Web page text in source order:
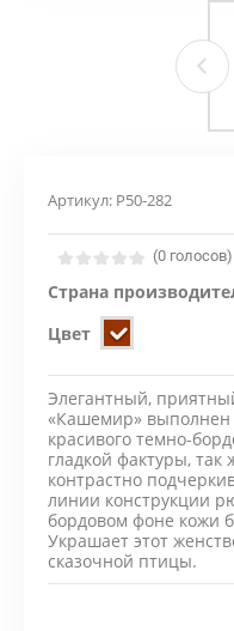
Артикул: Р50-282
(0 голосов)
Страна
Цвет
Элегантный,
«Кашемир»
красивого темно-
гладкой фактуры, так
контрастно
линии конструкции
бордовом фоне кожи
Украшает этот
сказочной птицы.